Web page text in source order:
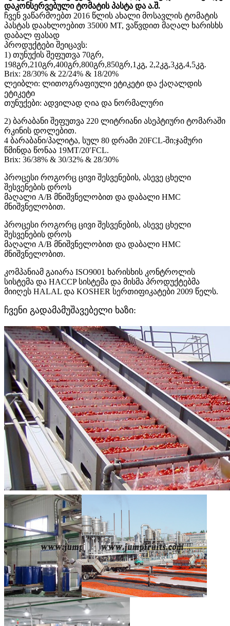
დაკონსერვებული ტომატის პასტა და ა.შ.
ჩვენ ვაწარმოებთ 2016 წლის ახალი მოსავლის ტომატის
პასტას დაახლოებით 35000 MT, ვაწვდით მაღალ ხარისხს
დაბალ ფასად
პროდუქტები შეიცავს:
1) თუნუქის შეფუთვა 70გრ,
198გრ,210გრ,400გრ,800გრ,850გრ,1კგ, 2,2კგ,3კგ,4,5კგ.
Brix: 28/30% & 22/24% & 18/20%
ლეიბლი: ლითოგრაფიული ეტიკეტი და ქაღალდის
ეტიკეტი
თუნუქები: ადვილად ღია და ნორმალური
2) ბარაბანი შეფუთვა 220 ლიტრიანი ასეპტიური ტომარაში
რკინის დოლებით.
4 ბარაბანი/პალიტა, სულ 80 დრამი 20FCL-ში;ჯამური
წმინდა წონაა 19MT/20′FCL.
Brix: 36/38% & 30/32% & 28/30%
პროცესი როგორც ცივი შესვენების, ასევე ცხელი
შესვენების დროს
მაღალი A/B მნიშვნელობით და დაბალი HMC
მნიშვნელობით.
პროცესი როგორც ცივი შესვენების, ასევე ცხელი
შესვენების დროს
მაღალი A/B მნიშვნელობით და დაბალი HMC
მნიშვნელობით.
კომპანიამ გაიარა ISO9001 ხარისხის კონტროლის
სისტემა და HACCP სისტემა და მისმა პროდუქტებმა
მიიღეს HALAL და KOSHER სერთიფიკატები 2009 წელს.
ჩვენი გადამამუშავებელი ხაზი: